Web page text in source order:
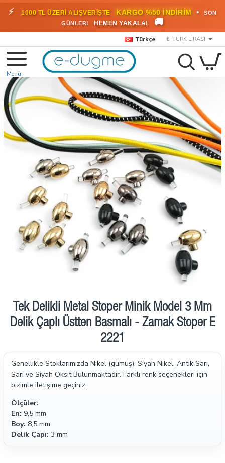
⚡ 1000 TL ÜZERİ ALIŞVERİŞTE KARGO %50 İNDİRİM •
SON
GÜNLER!
HEMEN YAKALA! 🚚
Türkçe ₺ TÜRK LIRASI
Tek Delikli Metal Stoper Minik Model 3 Mm
Delik Çaplı Üstten Basmalı - Zamak Stoper E
2221
Genellikle Stoklarımızda Nikel (gümüş), Siyah Nikel, Antik Sarı,
Sarı ve Siyah Oksit Bulunmaktadır. Farklı renk seçenekleri için
bizimle iletişime geçiniz.
Ölçüler:
En: 9,5 mm
Boy: 8,5 mm
Delik Çapı: 3 mm